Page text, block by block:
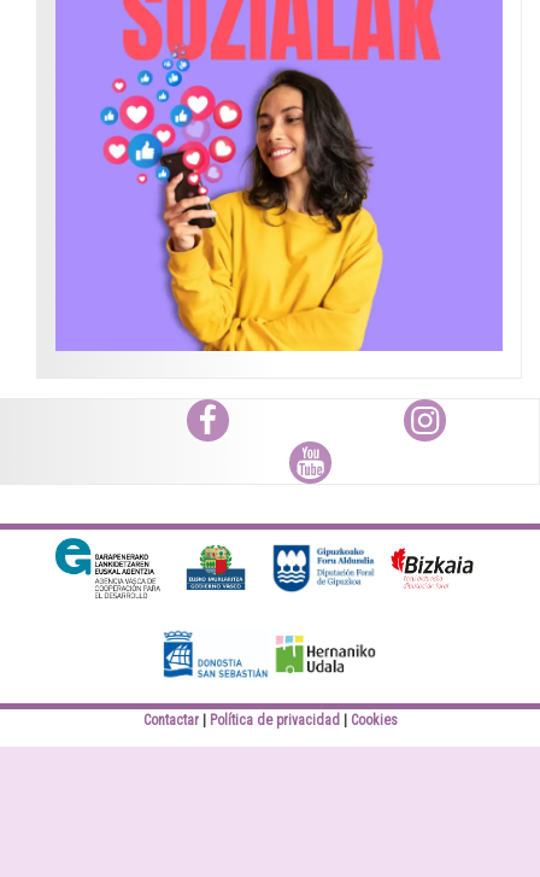
Eusko jaurlaritza
Gipuzkoa
Contactar Política de privacidad Cookies